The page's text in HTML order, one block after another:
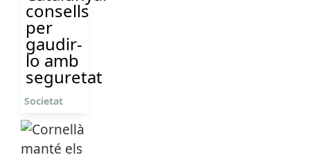
consells
per
gaudir-
lo amb
seguretat
Societat